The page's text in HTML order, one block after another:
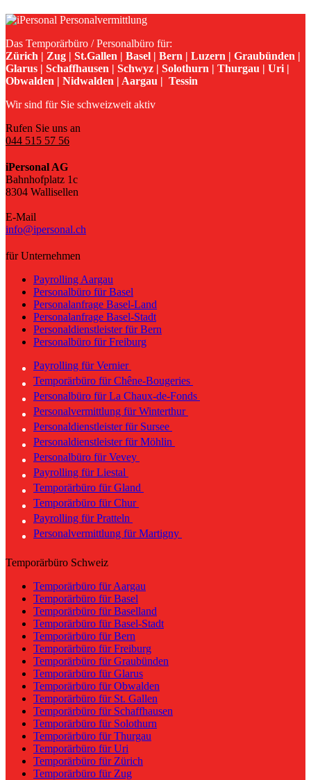
Das Temporärbüro / Personalbüro für:
Zürich | Zug | St.Gallen | Basel | Bern | Luzern | Graubünden |
Glarus | Schaffhausen | Schwyz | Solothurn | Thurgau | Uri |
Obwalden | Nidwalden | Aargau | Tessin
Wir sind für Sie schweizweit aktiv
Rufen Sie uns an
044 515 57 56
iPersonal AG
Bahnhofplatz 1c
8304 Wallisellen
E-Mail
info@ipersonal.ch
für Unternehmen
Payrolling Aargau
Personalbüro für Basel
Personalanfrage Basel-Land
Personalanfrage Basel-Stadt
Personaldienstleister für Bern
Personalbüro für Freiburg
Payrolling für Vernier
Temporärbüro für Chêne-Bougeries
Personalbüro für La Chaux-de-Fonds
Personalvermittlung für Winterthur
Personaldienstleister für Sursee
Personaldienstleister für Möhlin
Personalbüro für Vevey
Payrolling für Liestal
Temporärbüro für Gland
Temporärbüro für Chur
Payrolling für Pratteln
Personalvermittlung für Martigny
Temporärbüro Schweiz
Temporärbüro für Aargau
Temporärbüro für Basel
Temporärbüro für Baselland
Temporärbüro für Basel-Stadt
Temporärbüro für Bern
Temporärbüro für Freiburg
Temporärbüro für Graubünden
Temporärbüro für Glarus
Temporärbüro für Obwalden
Temporärbüro für St. Gallen
Temporärbüro für Schaffhausen
Temporärbüro für Solothurn
Temporärbüro für Thurgau
Temporärbüro für Uri
Temporärbüro für Zürich
Temporärbüro für Zug